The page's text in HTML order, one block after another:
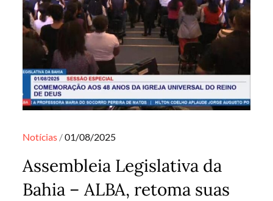
Notícias Posted
01/08/2025
Assembleia Legislativa da
Bahia – ALBA, retoma suas